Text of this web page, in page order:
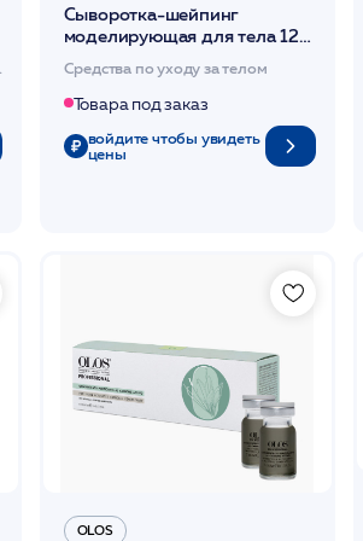
Сыворотка-шейпинг
моделирующая для тела 120
Средства по уходу за телом
Товара под заказ
войдите чтобы увидеть
цены
OLOS